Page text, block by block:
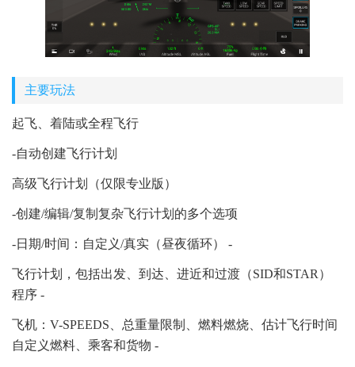
主要玩法
起飞、着陆或全程飞行
-自动创建飞行计划
高级飞行计划（仅限专业版）
-创建/编辑/复制复杂飞行计划的多个选项
-日期/时间：自定义/真实（昼夜循环） -
飞行计划，包括出发、到达、进近和过渡（SID和STAR）
程序 -
飞机：V-SPEEDS、总重量限制、燃料燃烧、估计飞行时间
自定义燃料、乘客和货物 -